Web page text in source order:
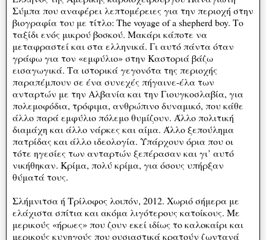
Σύμπα που αναφέρει λεπτομέρειες για την περιοχή στην
βιογραφία του με τίτλο: The voyage of a shepherd boy. Το
ταξίδι ενός μικρού βοσκού. Μακάρι κάποτε να
μεταφραστεί και στα ελληνικά. Γι αυτό πάντα όταν
γράφω για τον «εμφύλιο» στην Καστοριά βάζω
εισαγωγικά. Τα ιστορικά γεγονότα της περιοχής
παραπέμπουν σε ένα συνεχές πήγαινε-έλα των
ανταρτών με την Αλβανία και την Γιουγκοσλαβία, για
πολεμοφόδια, τρόφιμα, ανθρώπινο δυναμικό, που κάθε
άλλο παρά εμφύλιο πόλεμο θυμίζουν. Άλλο πολιτική
διαμάχη και άλλο νάρκες και αίμα. Άλλο ξεπούλημα
πατρίδας και άλλο ιδεολογία. Υπάρχουν όρια που οι
τότε ηγεσίες των ανταρτών ξεπέρασαν και γι’ αυτό
νικήθηκαν. Κρίμα, πολύ κρίμα, για όσους υπήρξαν
θύματά τους.
Σλήμνιτσα ή Τρίλοφος λοιπόν, 2012. Χωριό σήμερα με
ελάχιστα σπίτια και ακόμα λιγότερους κατοίκους. Με
μερικούς «ήρωες» που ζουν εκεί ιδίως το καλοκαίρι και
μερικούς κυνηγούς που ουσιαστικά κρατούν ζωντανά